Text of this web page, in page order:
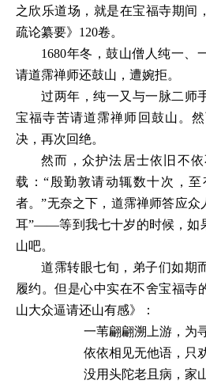
之欣乐道场，就是在宝福寺期间
疏论纂要》 120卷。
1680年冬，鼓山僧人纯一、
请道霈禅师还鼓山，遭婉拒。
过两年，纯一又与一脉二师
宝福寺苦请道霈禅师回鼓山。
决，再次回绝。
然而，众护法居士依旧不
载：“殷勤敦请动辄数十次，
者。”无奈之下，道霈禅师答应众
耳”——等到我七十岁的时候，如
山吧。
道霈转眼七旬，弟子们如期
履约。但是心中实在不舍宝福寺
山大众逼请还山有感》：
一苇翩翩溯上游，为
依依相见无他语，只
没用头陀老且病，家